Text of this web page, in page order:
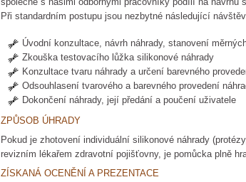
Při standardním postupu jsou nezbytné následující
Úvodní konzultace, návrh náhrady, stanovení
Zkouška testovacího lůžka silikonové náhrady
Konzultace tvaru náhrady a určení barevného
Odsouhlasení tvarového a barevného provedení
Dokončení náhrady, její předání a poučení uživatele
ZPŮSOB ÚHRADY
Pokud je zhotovení individuální silikonové náhrady
revizním lékařem zdravotní pojišťovny, je pomůcka plně
ZÍSKANÁ OCENĚNÍ A PREZENTACE